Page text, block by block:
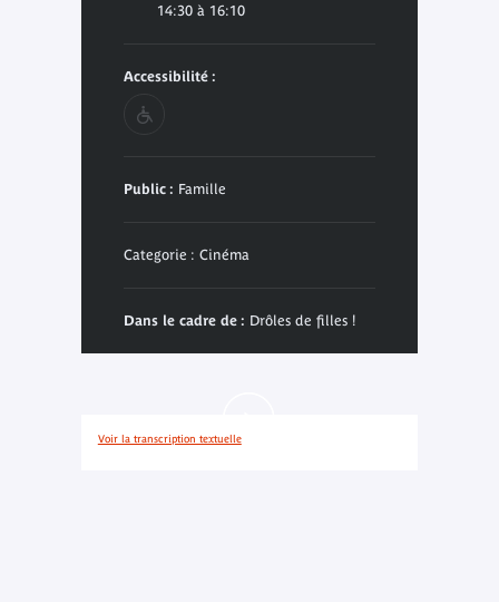
14:30 à 16:10
Accessibilité :
Public : Famille
Categorie : Cinéma
Dans le cadre de : Drôles de filles !
Voir la transcription textuelle